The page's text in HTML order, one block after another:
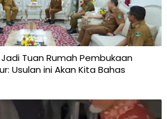
Tuan Rumah Pembukaan
Usulan ini Akan Kita Bahas